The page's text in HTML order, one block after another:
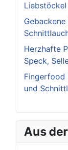
Herzhafte
Speck,
Fingerfood
und
Aus